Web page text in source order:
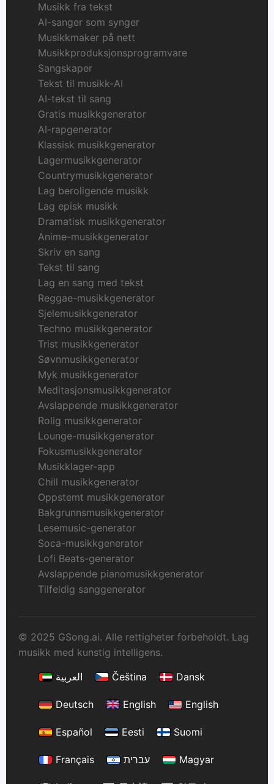
Musikk fra tekst
AI-sanger som synger
Musikkmaker på nett
Musikkproduksjonsprogramvare
Sangskaper
Tekst til musikk-AI
AI-tekst til sang
Gratis musikkgenerator
AI-rapgenerator
Klassisk musikkgenerator
Lagermusikkgenerator
Countrymusikkgenerator
Lag beroligende musikk
Lag episk musikk
Dramatisk musikkgenerator
Anime-musikkgenerator
Skriv en sang
Tekst til sang
Lag en sang med tekst
Reggae-musikkgenerator
Sjelemusikkgenerator
Techno musikkgenerator
Trist musikkgenerator
Søvnmusikkgenerator
Myk musikkgenerator
Meditasjonsmusikkgenerator
Avslappende musikkgenerator
Rolig musikkgenerator
Lounge-musikkgenerator
Fokusmusikkgenerator
Musikklager-app
Chill musikkgenerator
Oppstemt musikkgenerator
Bakgrunnsmusikkgenerator
Lesemusic-generator
Soca-musikkgenerator
Lofi Beats-generator
Avslappende pianomusikkgenerator
Tilfeldig sanggenerator
© 2025 GSong.ai. Alle rettigheter forbeholdt. Lag
musikk med kunstig intelligens.
العربية
Čeština Dansk
Deutsch English English
Español Eesti Suomi
Français עברית Magyar